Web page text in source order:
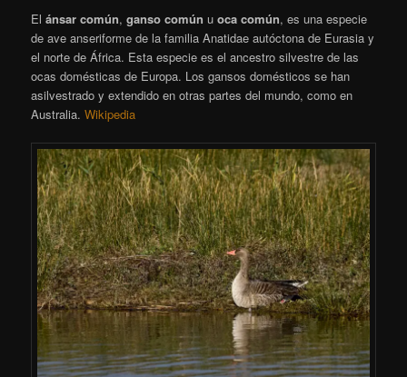
Elánsar común,ganso común uoca común, es una especie
de ave anseriforme de la familia Anatidae autóctona de Eurasia y
el norte de África. Esta especie es el ancestro silvestre de las
ocas domésticas de Europa. Los gansos domésticos se han
asilvestrado y extendido en otras partes del mundo, como en
Australia.Wikipedia